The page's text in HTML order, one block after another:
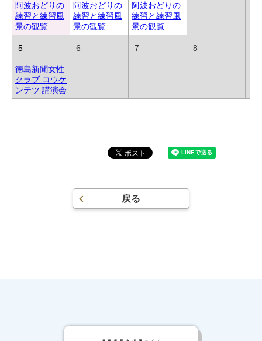
阿波おどりの
練習と練習風
景の観覧
阿波おどりの
練習と練習風
景の観覧
阿波おどりの
練習と練習風
景の観覧
5
徳島新聞女性
クラブ コウケ
ンテツ 講演会
6 7 8
戻る